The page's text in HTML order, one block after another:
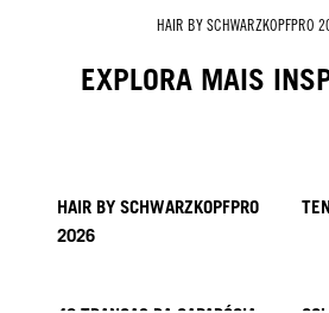
HAIR BY SCHWARZKOPFPRO
EXPLORA MAIS
HAIR BY SCHWARZKOPFPRO
2026